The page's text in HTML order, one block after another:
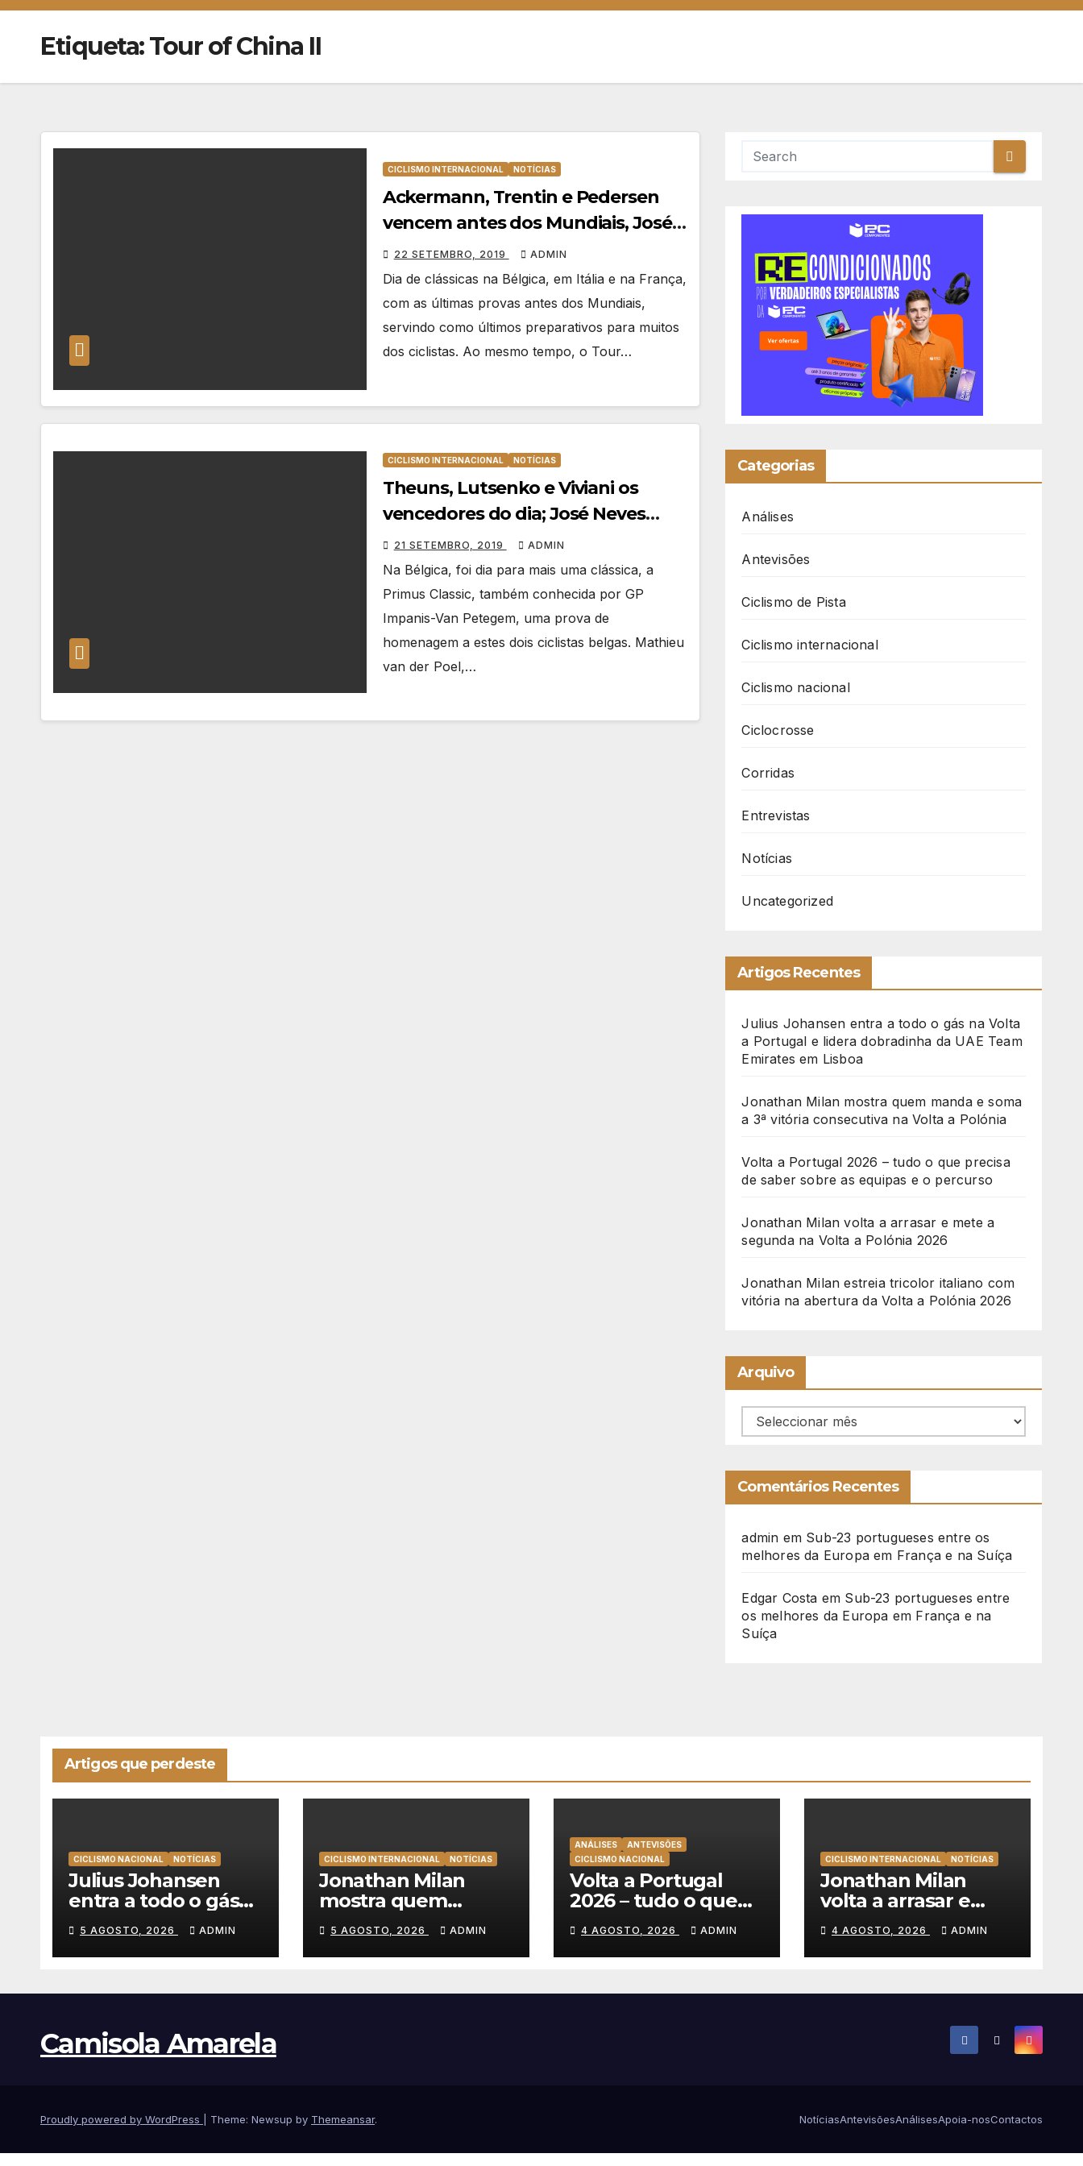
Etiqueta:Tour of China II
CICLISMO INTERNACIONAL NOTÍCIAS
Ackermann, Trentin e Pedersen
vencem antes dos Mundiais, José
Neves perto do triunfo na China
22 SETEMBRO, 2019 ADMIN
Dia de clássicas na Bélgica, em Itália e na França,
com as últimas provas antes dos Mundiais,
servindo como últimos preparativos para muitos
dos ciclistas. Ao mesmo tempo, o Tour…
CICLISMO INTERNACIONAL NOTÍCIAS
Theuns, Lutsenko e Viviani os
vencedores do dia; José Neves
brilha na China
21 SETEMBRO, 2019 ADMIN
Na Bélgica, foi dia para mais uma clássica, a
Primus Classic, também conhecida por GP
Impanis-Van Petegem, uma prova de
homenagem a estes dois ciclistas belgas. Mathieu
van der Poel,…
Categorias
Análises
Antevisões
Ciclismo de Pista
Ciclismo internacional
Ciclismo nacional
Ciclocrosse
Corridas
Entrevistas
Notícias
Uncategorized
Artigos Recentes
Julius Johansen entra a todo o gás na Volta
a Portugal e lidera dobradinha da UAE Team
Emirates em Lisboa
Jonathan Milan mostra quem manda e soma
a 3ª vitória consecutiva na Volta a Polónia
Volta a Portugal 2026 – tudo o que precisa
de saber sobre as equipas e o percurso
Jonathan Milan volta a arrasar e mete a
segunda na Volta a Polónia 2026
Jonathan Milan estreia tricolor italiano com
vitória na abertura da Volta a Polónia 2026
Arquivo
Arquivo
Comentários Recentes
admin em Sub-23 portugueses entre os
melhores da Europa em França e na Suíça
Edgar Costa em Sub-23 portugueses entre
os melhores da Europa em França e na
Suíça
Artigos que perdeste
CICLISMO NACIONAL NOTÍCIAS
Julius Johansen
entra a todo o gás
na Volta a Portugal
e lidera dobradinha
da UAE Team
5 AGOSTO, 2026 ADMIN
CICLISMO INTERNACIONAL NOTÍCIAS
Jonathan Milan
mostra quem
manda e soma a 3ª
vitória consecutiva
na Volta a Polónia
5 AGOSTO, 2026 ADMIN
ANÁLISES
ANTEVISÕES
CICLISMO NACIONAL
Volta a Portugal
2026 – tudo o que
precisa de saber
sobre as equipas e o
percurso
4 AGOSTO, 2026 ADMIN
CICLISMO INTERNACIONAL NOTÍCIAS
Jonathan Milan
volta a arrasar e
mete a segunda na
Volta a Polónia 2026
4 AGOSTO, 2026 ADMIN
Camisola Amarela
Proudly powered by WordPress Theme: Newsup by Themeansar. NotíciasAntevisõesAnálisesApoia-nosContactos